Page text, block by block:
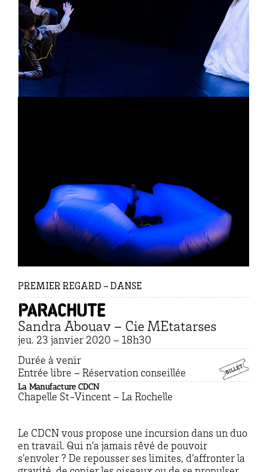
PREMIER REGARD – DANSE
Parachute
Sandra Abouav – Cie MEtatarses
jeu. 23 janvier 2020 – 18h30
Durée à venir
Entrée libre – Réservation conseillée
La Manufacture CDCN
Chapelle St-Vincent – La Rochelle
Le CDCN vous propose une incursion dans un duo
en travail. Qui n’a jamais rêvé de pouvoir
s’envoler ? De repousser ses limites, d’affronter la